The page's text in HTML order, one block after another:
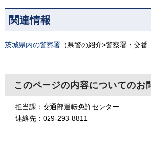
関連情報
茨城県内の警察署 （県警の紹介>警察署・交番
このページの内容についてのお
担当課：交通部運転免許センター
連絡先：029-293-8811